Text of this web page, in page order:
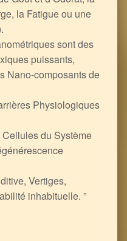
la Fatigue ou une
sont des
puissants,
Nano-composants de
Physiologiques
Cellules du Système
Vertiges,
inhabituelle. ”